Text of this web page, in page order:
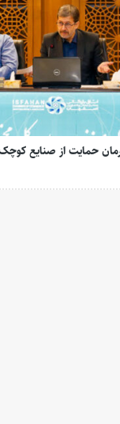
حمایت از صنایع